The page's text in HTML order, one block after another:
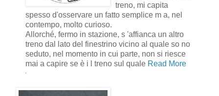
treno, mi capita
spesso d'osservare un fatto semplice m a, nel
contempo, molto curioso.
Allorché, fermo in stazione, s 'affianca un altro
treno dal lato del finestrino vicino al quale so no
seduto, nel momento in cui parte, non si riesce
mai a capire se è i l treno sul quale Read More